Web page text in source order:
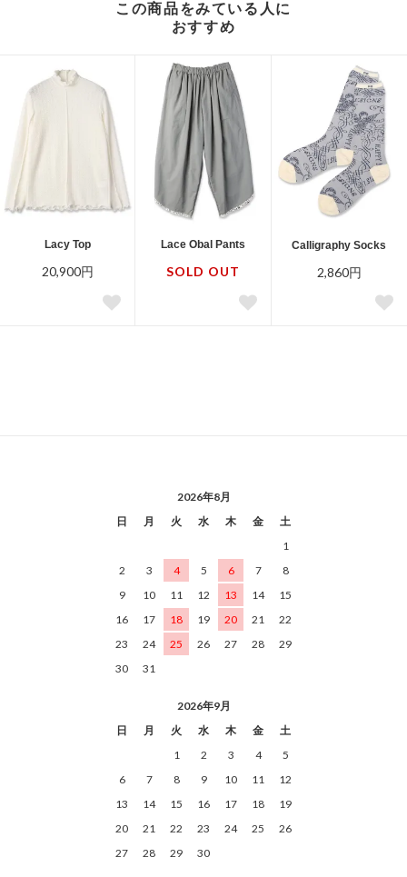
この商品をみている人に
おすすめ
Lacy Top
20,900円
Lace Obal Pants
SOLD OUT
Calligraphy Socks
2,860円
2026年8月
日
月 火 水 木 金
土
1
2
3 4 5 6 7
8
9
10 11 12 13 14
15
16
17 18 19 20 21
22
23
24 25 26 27 28
29
30
31
2026年9月
日
月 火 水 木 金
土
1
2 3 4
5
6
7 8 9 10 11
12
13
14 15 16 17 18
19
20
21 22 23 24 25
26
27
28 29 30